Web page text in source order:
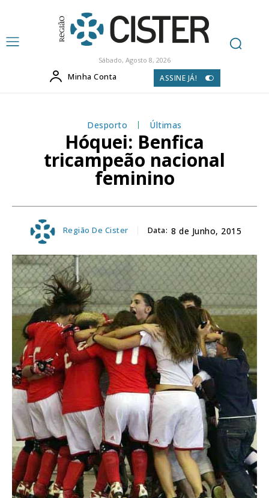
Sábado, Agosto 8, 2026
Minha Conta ASSINE JÁ!
Desporto Últimas
Hóquei: Benfica
tricampeão nacional
feminino
Região De Cister Data: 8 de Junho, 2015